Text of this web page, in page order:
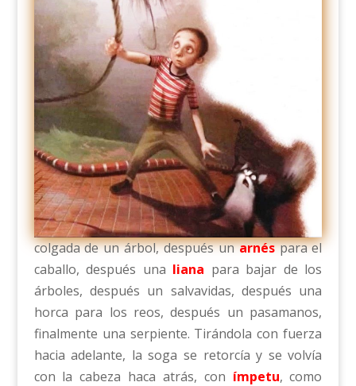
colgada de un árbol, después unarnéspara el
caballo, después una liana para bajar de los
árboles, después un salvavidas, después una
horca para los reos, después un pasamanos,
finalmente una serpiente. Tirándola con fuerza
hacia adelante, la soga se retorcía y se volvía
con la cabeza haca atrás, con ímpetu, como